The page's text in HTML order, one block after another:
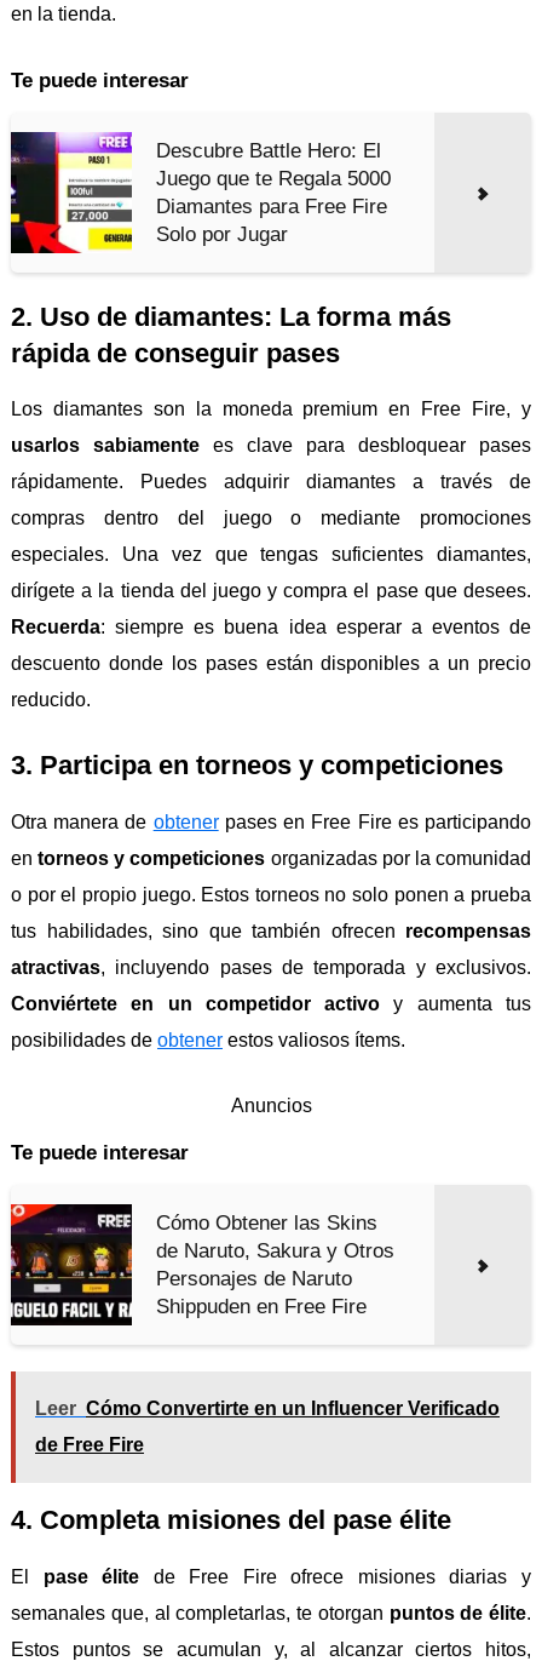
en la tienda.
Te puede interesar
Descubre Battle Hero: El
Juego que te Regala 5000
Diamantes para Free Fire
Solo por Jugar
2. Uso de diamantes: La forma más
rápida de conseguir pases
Los diamantes son la moneda premium en Free Fire, y
usarlos sabiamente es clave para desbloquear pases
rápidamente. Puedes adquirir diamantes a través de
compras dentro del juego o mediante promociones
especiales. Una vez que tengas suficientes diamantes,
dirígete a la tienda del juego y compra el pase que desees.
Recuerda: siempre es buena idea esperar a eventos de
descuento donde los pases están disponibles a un precio
reducido.
3. Participa en torneos y competiciones
Otra manera de obtenerpases en Free Fire es participando
entorneos y competiciones organizadas por la comunidad
o por el propio juego. Estos torneos no solo ponen a prueba
tus habilidades, sino que también ofrecen recompensas
atractivas, incluyendo pases de temporada y exclusivos.
Conviértete en un competidor activo y aumenta tus
posibilidades de obtener estos valiosos ítems.
Anuncios
Te puede interesar
Cómo Obtener las Skins
de Naruto, Sakura y Otros
Personajes de Naruto
Shippuden en Free Fire
Leer Cómo Convertirte en un Influencer Verificado
de Free Fire
4. Completa misiones del pase élite
El pase élite de Free Fire ofrece misiones diarias y
semanales que, al completarlas, te otorgan puntos de élite.
Estos puntos se acumulan y, al alcanzar ciertos hitos,